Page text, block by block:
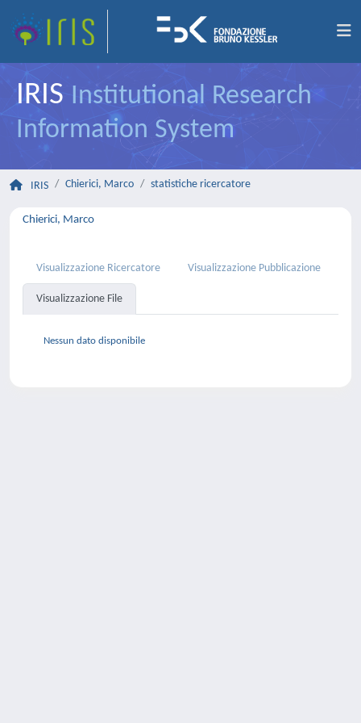
IRIS Institutional Research
Information System
IRIS Chierici, Marco statistiche ricercatore
Chierici, Marco
Visualizzazione Ricercatore Visualizzazione Pubblicazione
Visualizzazione File
Nessun dato disponibile